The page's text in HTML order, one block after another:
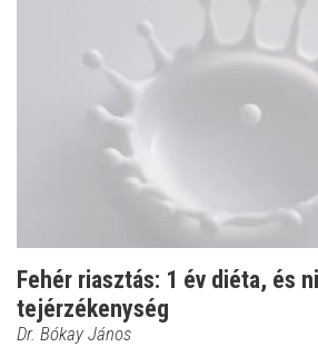
Fehér riasztás: 1 év diéta, és
tejérzékenység
Dr. Bókay János